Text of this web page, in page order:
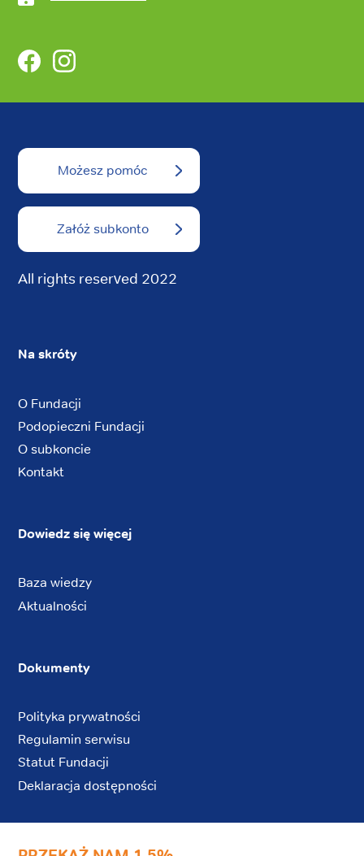
FacebookInstagram
Możesz pomóc
Załóż subkonto
All rights reserved 2022
Na skróty
O Fundacji
Podopieczni Fundacji
O subkoncie
Kontakt
Dowiedz się więcej
Baza wiedzy
Aktualności
Dokumenty
Polityka prywatności
Regulamin serwisu
Statut Fundacji
Deklaracja dostępności